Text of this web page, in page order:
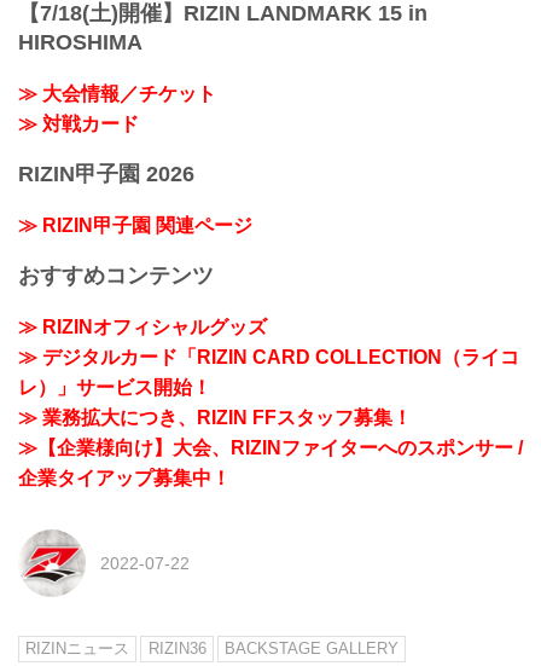
【7/18(土)開催】RIZIN LANDMARK 15 in
HIROSHIMA
≫ 大会情報／チケット
≫ 対戦カード
RIZIN甲子園 2026
≫ RIZIN甲子園 関連ページ
おすすめコンテンツ
≫ RIZINオフィシャルグッズ
≫ デジタルカード「RIZIN CARD COLLECTION（ライコ
レ）」サービス開始！
≫ 業務拡大につき、RIZIN FFスタッフ募集！
≫【企業様向け】大会、RIZINファイターへのスポンサー /
企業タイアップ募集中！
2022-07-22
RIZINニュース RIZIN36 BACKSTAGE GALLERY